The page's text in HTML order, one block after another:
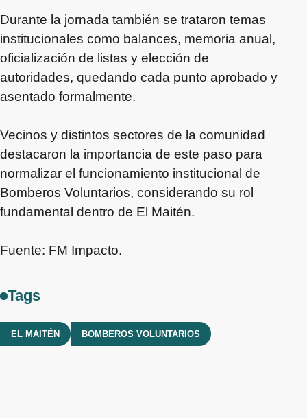
Durante la jornada también se trataron temas
institucionales como balances, memoria anual,
oficialización de listas y elección de
autoridades, quedando cada punto aprobado y
asentado formalmente.
Vecinos y distintos sectores de la comunidad
destacaron la importancia de este paso para
normalizar el funcionamiento institucional de
Bomberos Voluntarios, considerando su rol
fundamental dentro de El Maitén.
Fuente: FM Impacto.
Tags
EL MAITÉN BOMBEROS VOLUNTARIOS